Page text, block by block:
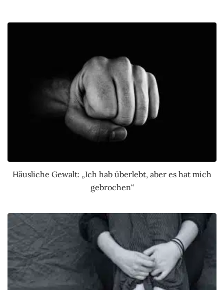
Häusliche Gewalt: „Ich hab überlebt, aber es hat mich
gebrochen“